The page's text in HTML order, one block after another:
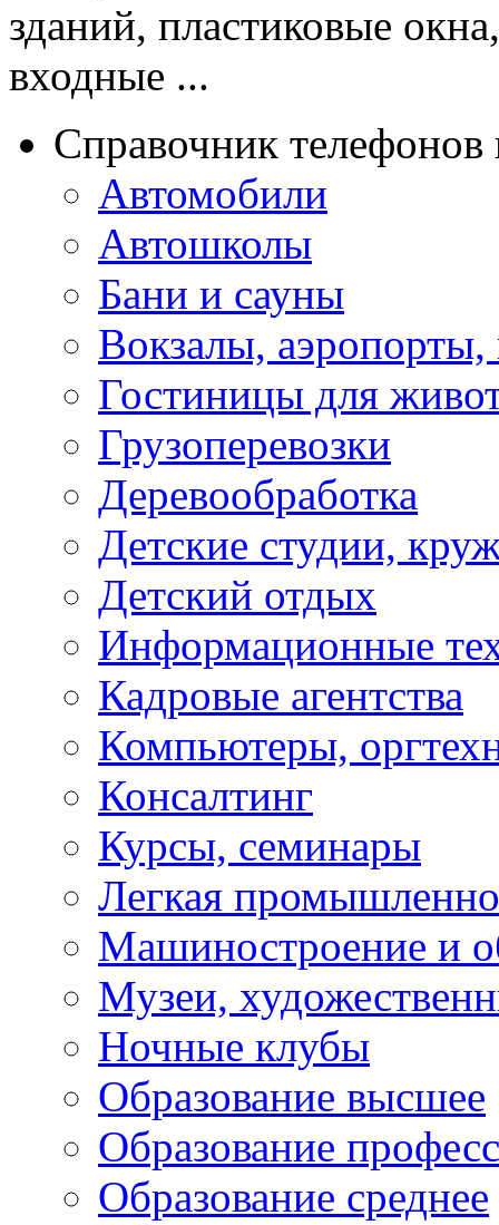
зданий, пластиковые
входные ...
Справочник
Автомобили
Автошколы
Бани и сауны
Вокзалы,
Гостиницы для
Грузоперевозки
Деревообработка
Детские студии,
Детский отдых
Информационные
Кадровые агентства
Компьютеры,
Консалтинг
Курсы, семинары
Легкая
Машиностроение и
Музеи,
Ночные клубы
Образование высшее
Образование
Образование среднее